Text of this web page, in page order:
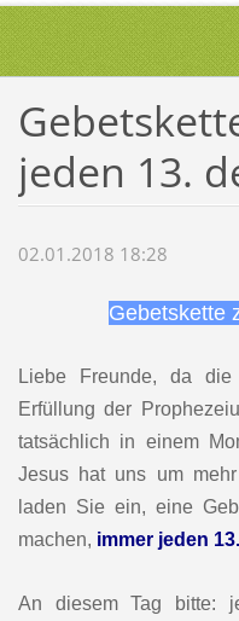
jeden 13.
02.01.2018 18:28
Gebetskette
Liebe Freunde, da
Erfüllung der
tatsächlich in einem
Jesus hat uns um
laden Sie ein, eine
machen, immer jeden
An diesem Tag bitte: